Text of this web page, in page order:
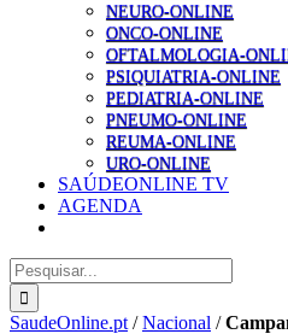
NEURO-ONLINE
ONCO-ONLINE
OFTALMOLOGIA-
PSIQUIATRIA-ONLINE
PEDIATRIA-ONLINE
PNEUMO-ONLINE
REUMA-ONLINE
URO-ONLINE
SAÚDEONLINE TV
AGENDA
Pesquisar
SaudeOnline.pt /Nacional /